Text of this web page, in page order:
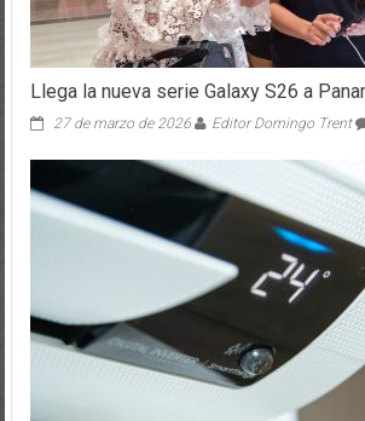
Llega la nueva serie Galaxy S26 a
27 de marzo de 2026 Editor Domingo Trent